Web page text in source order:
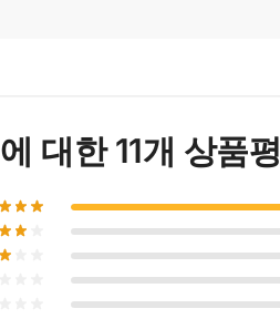
에 대한 11개 상품평